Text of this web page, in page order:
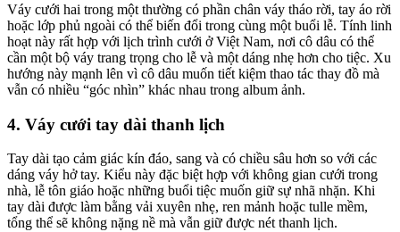
Váy cưới hai trong một thường có phần chân váy tháo rời, tay áo rời
hoặc lớp phủ ngoài có thể biến đổi trong cùng một buổi lễ. Tính linh
hoạt này rất hợp với lịch trình cưới ở Việt Nam, nơi cô dâu có thể
cần một bộ váy trang trọng cho lễ và một dáng nhẹ hơn cho tiệc. Xu
hướng này mạnh lên vì cô dâu muốn tiết kiệm thao tác thay đồ mà
vẫn có nhiều “góc nhìn” khác nhau trong album ảnh.
4. Váy cưới tay dài thanh lịch
Tay dài tạo cảm giác kín đáo, sang và có chiều sâu hơn so với các
dáng váy hở tay. Kiểu này đặc biệt hợp với không gian cưới trong
nhà, lễ tôn giáo hoặc những buổi tiệc muốn giữ sự nhã nhặn. Khi
tay dài được làm bằng vải xuyên nhẹ, ren mảnh hoặc tulle mềm,
tổng thể sẽ không nặng nề mà vẫn giữ được nét thanh lịch.